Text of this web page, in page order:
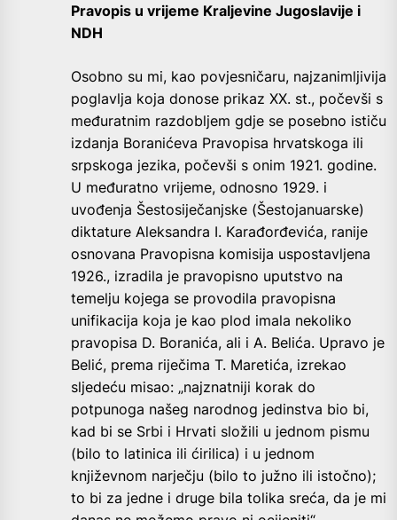
Pravopis u vrijeme Kraljevine Jugoslavije i
NDH
Osobno su mi, kao povjesničaru, najzanimljivija
poglavlja koja donose prikaz XX. st., počevši s
međuratnim razdobljem gdje se posebno ističu
izdanja Boranićeva Pravopisa hrvatskoga ili
srpskoga jezika, počevši s onim 1921. godine.
U međuratno vrijeme, odnosno 1929. i
uvođenja Šestosiječanjske (Šestojanuarske)
diktature Aleksandra I. Karađorđevića, ranije
osnovana Pravopisna komisija uspostavljena
1926., izradila je pravopisno uputstvo na
temelju kojega se provodila pravopisna
unifikacija koja je kao plod imala nekoliko
pravopisa D. Boranića, ali i A. Belića. Upravo je
Belić, prema riječima T. Maretića, izrekao
sljedeću misao: „najznatniji korak do
potpunoga našeg narodnog jedinstva bio bi,
kad bi se Srbi i Hrvati složili u jednom pismu
(bilo to latinica ili ćirilica) i u jednom
književnom narječju (bilo to južno ili istočno);
to bi za jedne i druge bila tolika sreća, da je mi